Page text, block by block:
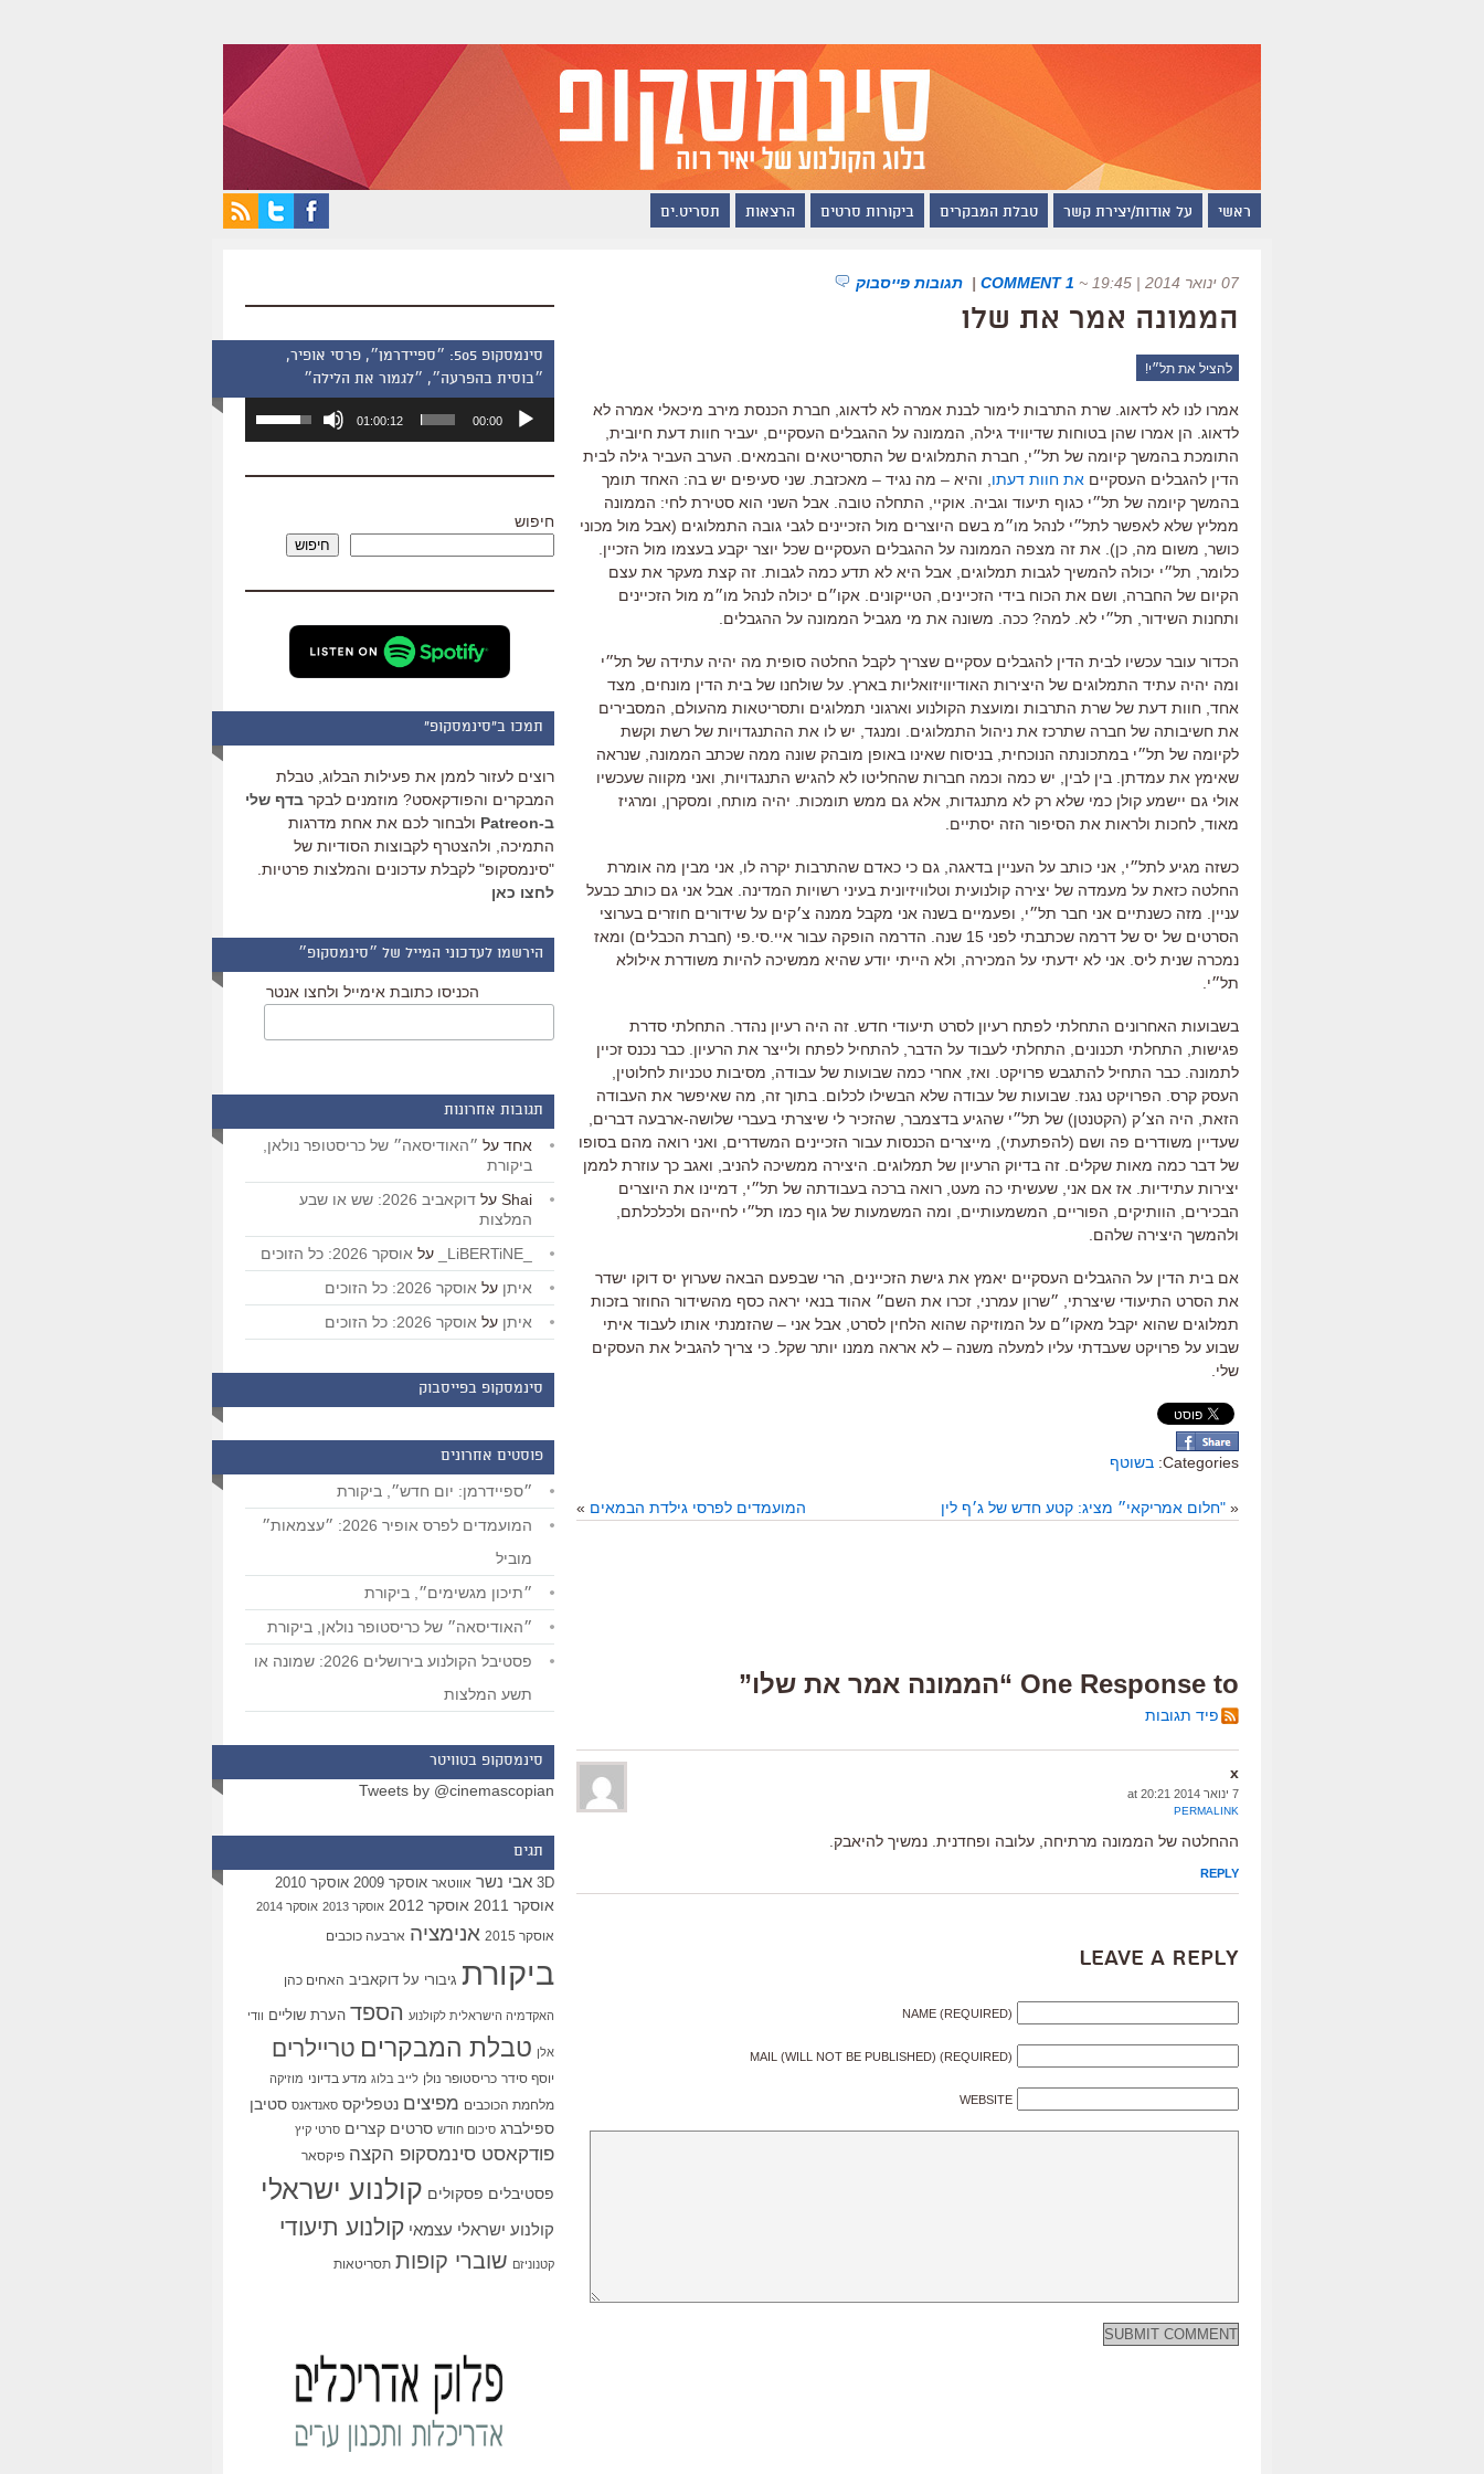
ראשי על אודות/יצירת קשר טבלת המבקרים ביקורות סרטים הרצאות תסריט.ים
07 ינואר 2014 | 19:45 ~
1 COMMENT
| תגובות פייסבוק
הממונה אמר את שלו
להציל את תל״י!
אמרו לנו לא לדאוג. שרת התרבות לימור לבנת אמרה לא לדאוג, חברת הכנסת מירב מיכאלי אמרה לא
לדאוג. הן אמרו שהן בטוחות שדיוויד גילה, הממונה על ההגבלים העסקיים, יעביר חוות דעת חיובית,
התומכת בהמשך קיומה של תל״י, חברת התמלוגים של התסריטאים והבמאים. הערב העביר גילה לבית
הדין להגבלים העסקיים את חוות דעתו , והיא – מה נגיד – מאכזבת. שני סעיפים יש בה: האחד תומך
בהמשך קיומה של תל״י כגוף תיעוד וגביה. אוקיי, התחלה טובה. אבל השני הוא סטירת לחי: הממונה
ממליץ שלא לאפשר לתל״י לנהל מו״מ בשם היוצרים מול הזכיינים לגבי גובה התמלוגים (אבל מול מכוני
כושר, משום מה, כן). את זה מצפה הממונה על ההגבלים העסקיים שכל יוצר יקבע בעצמו מול הזכיין.
כלומר, תל״י יכולה להמשיך לגבות תמלוגים, אבל היא לא תדע כמה לגבות. זה קצת מעקר את עצם
הקיום של החברה, ושם את הכוח בידי הזכיינים, הטייקונים. אקו״ם יכולה לנהל מו״מ מול הזכיינים
ותחנות השידור, תל״י לא. למה? ככה. משונה את מי מגביל הממונה על ההגבלים.
הכדור עובר עכשיו לבית הדין להגבלים עסקיים שצריך לקבל החלטה סופית מה יהיה עתידה של תל״י
ומה יהיה עתיד התמלוגים של היצירות האודיוויזואליות בארץ. על שולחנו של בית הדין מונחים, מצד
אחד, חוות דעת של שרת התרבות ומועצת הקולנוע וארגוני תמלוגים ותסריטאות מהעולם, המסבירים
את חשיבותה של חברה שתרכז את ניהול התמלוגים. ומנגד, יש לו את ההתנגדויות של רשת וקשת
לקיומה של תל״י במתכונתה הנוכחית, בניסוח שאינו באופן מובהק שונה ממה שכתב הממונה, שנראה
שאימץ את עמדתן. בין לבין, יש כמה וכמה חברות שהחליטו לא להגיש התנגדויות, ואני מקווה שעכשיו
אולי גם יישמע קולן כמי שלא רק לא מתנגדות, אלא גם ממש תומכות. יהיה מותח, ומסקרן, ומרגיז
מאוד, לחכות ולראות את הסיפור הזה יסתיים.
כשזה מגיע לתל״י, אני כותב על העניין בדאגה, גם כי כאדם שהתרבות יקרה לו, אני מבין מה אומרת
החלטה כזאת על מעמדה של יצירה קולנועית וטלוויזיונית בעיני רשויות המדינה. אבל אני גם כותב כבעל
עניין. מזה כשנתיים אני חבר תל״י, ופעמיים בשנה אני מקבל ממנה צ׳קים על שידורים חוזרים בערוצי
הסרטים של יס של דרמה שכתבתי לפני 15 שנה. הדרמה הופקה עבור איי.סי.פי (חברת הכבלים) ומאז
נמכרה שנית ליס. אני לא ידעתי על המכירה, ולא הייתי יודע שהיא ממשיכה להיות משודרת אילולא
תל״י.
בשבועות האחרונים התחלתי לפתח רעיון לסרט תיעודי חדש. זה היה רעיון נהדר. התחלתי סדרת
פגישות, התחלתי תכנונים, התחלתי לעבוד על הדבר, להתחיל לפתח ולייצר את הרעיון. כבר נכנס זכיין
לתמונה. כבר התחיל להתגבש פרויקט. ואז, אחרי כמה שבועות של עבודה, מסיבות טכניות לחלוטין,
העסק קרס. הפרויקט נגנז. שבועות של עבודה שלא הבשילו לכלום. בתוך זה, מה שאיפשר את העבודה
הזאת, היה הצ׳ק (הקטנטן) של תל״י שהגיע בדצמבר, שהזכיר לי שיצרתי בעברי שלושה-ארבעה דברים,
שעדיין משודרים פה ושם (להפתעתי), מייצרים הכנסות עבור הזכיינים המשדרים, ואני רואה מהם בסופו
של דבר כמה מאות שקלים. זה בדיוק הרעיון של תמלוגים. היצירה ממשיכה להניב, ואגב כך עוזרת לממן
יצירות עתידיות. אז אם אני, שעשיתי כה מעט, רואה ברכה בעבודתה של תל״י, דמיינו את היוצרים
הבכירים, הוותיקים, הפוריים, המשמעותיים, ומה המשמעות של גוף כמו תל״י לחייהם ולכלכלתם,
ולהמשך היצירה שלהם.
אם בית הדין על ההגבלים העסקיים יאמץ את גישת הזכיינים, הרי שבפעם הבאה שערוץ יס דוקו ישדר
את הסרט התיעודי שיצרתי, ״שרון עמרני, זכרו את השם״ אהוד בנאי יראה כסף מהשידור החוזר בזכות
תמלוגים שהוא יקבל מאקו״ם על המוזיקה שהוא הלחין לסרט, אבל אני – שהזמנתי אותו לעבוד איתי
שבוע על פרויקט שעבדתי עליו למעלה משנה – לא אראה ממנו יותר שקל. כי צריך להגביל את העסקים
שלי.
Categories: בשוטף
« "חלום אמריקאי״ מציג: קטע חדש של ג׳ף לין המועמדים לפרסי גילדת הבמאים »
One Response to “הממונה אמר את שלו”
פיד תגובות
x
7 ינואר 2014 at 20:21
PERMALINK
ההחלטה של הממונה מרתיחה, עלובה ופחדנית. נמשיך להיאבק.
REPLY
Leave a Reply
NAME (REQUIRED)
MAIL (WILL NOT BE PUBLISHED) (REQUIRED)
WEBSITE
סינמסקופ 505: ״ספיידרמן״, פרסי אופיר,
״בוסית בהפרעה״, ״לגמור את הלילה״
אודיו
00:00
01:00:12
השתמש
כדי
שמע.
חיפוש
חיפוש
תמכו ב"סינמסקופ"
רוצים לעזור לממן את פעילות הבלוג, טבלת
המבקרים והפודקאסט? מוזמנים לבקר בדף שלי
ב-Patreon
ולבחור לכם את אחת מדרגות
התמיכה, ולהצטרף לקבוצות הסודיות של
"סינמסקופ" לקבלת עדכונים והמלצות פרטיות.
לחצו כאן
הירשמו לעדכוני המייל של ״סינמסקופ״
הכניסו כתובת אימייל ולחצו אנטר
תגובות אחרונות
אחד על ״האודיסאה״ של כריסטופר נולאן,
ביקורת
Shai על
דוקאביב 2026: שש או שבע
המלצות
על אוסקר 2026: כל הזוכים
איתן על אוסקר 2026: כל הזוכים
איתן על אוסקר 2026: כל הזוכים
סינמסקופ בפייסבוק
פוסטים אחרונים
״ספיידרמן: יום חדש״, ביקורת
המועמדים לפרס אופיר 2026: ״עצמאות״
מוביל
״תיכון מגשימים״, ביקורת
״האודיסאה״ של כריסטופר נולאן, ביקורת
פסטיבל הקולנוע בירושלים 2026: שמונה או
תשע המלצות
סינמסקופ בטוויטר
Tweets by @cinemascopian
תגים
3D אבי נשר אווטאר אוסקר 2009 אוסקר 2010
אוסקר 2011 אוסקר 2012 אוסקר 2013 אוסקר 2014
אוסקר 2015 אנימציה ארבעה כוכבים
ביקורת גיבורי על דוקאביב האחים כהן
האקדמיה הישראלית לקולנוע הספד הערת שוליים וודי
אלן טבלת המבקרים טריילרים
יוסף סידר כריסטופר נולן לייב בלוג מדע בדיוני מוזיקה
מלחמת הכוכבים מפיצים נטפליקס סאנדאנס סטיבן
ספילברג סיכום חודש סרטים קצרים סרטי קיץ
פודקאסט סינמסקופ הקצה פיקסאר
פסטיבלים פסקולים קולנוע ישראלי
קולנוע ישראלי עצמאי קולנוע תיעודי
קטנוניזם שוברי קופות תסריטאות